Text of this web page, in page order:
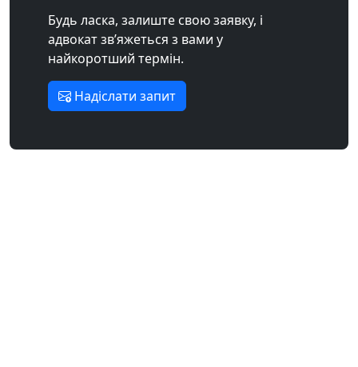
Будь ласка, залиште свою заявку, і
адвокат зв’яжеться з вами у
найкоротший термін.
Надіслати запит